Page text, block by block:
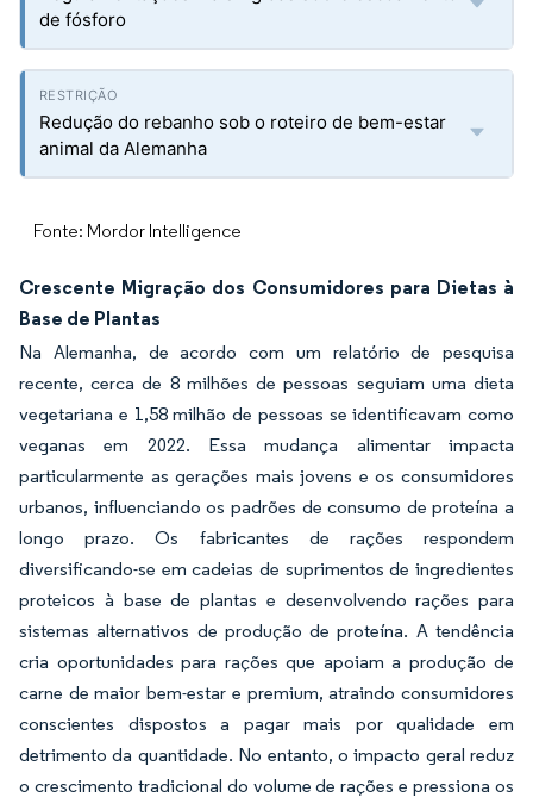
de fósforo
Redução do rebanho sob o roteiro de bem-estar
animal da Alemanha
Fonte: Mordor Intelligence
Crescente Migração dos Consumidores para Dietas à
Base de Plantas
Na Alemanha, de acordo com um relatório de pesquisa
recente, cerca de 8 milhões de pessoas seguiam uma dieta
vegetariana e 1,58 milhão de pessoas se identificavam como
veganas em 2022. Essa mudança alimentar impacta
particularmente as gerações mais jovens e os consumidores
urbanos, influenciando os padrões de consumo de proteína a
longo prazo. Os fabricantes de rações respondem
diversificando-se em cadeias de suprimentos de ingredientes
proteicos à base de plantas e desenvolvendo rações para
sistemas alternativos de produção de proteína. A tendência
cria oportunidades para rações que apoiam a produção de
carne de maior bem-estar e premium, atraindo consumidores
conscientes dispostos a pagar mais por qualidade em
detrimento da quantidade. No entanto, o impacto geral reduz
o crescimento tradicional do volume de rações e pressiona os